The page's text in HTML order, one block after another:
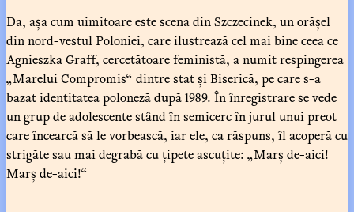
Da, așa cum uimitoare este scena din Szczecinek, un orășel
din nord-vestul Poloniei, care ilustrează cel mai bine ceea ce
Agnieszka Graff, cercetătoare feministă, a numit respingerea
„Marelui Compromis“ dintre stat și Biserică, pe care s-a
bazat identitatea poloneză după 1989. În înregistrare se vede
un grup de adolescente stând în semicerc în jurul unui preot
care încearcă să le vorbească, iar ele, ca răspuns, îl acoperă cu
strigăte sau mai degrabă cu țipete ascuțite: „Marș de-aici!
Marș de-aici!“